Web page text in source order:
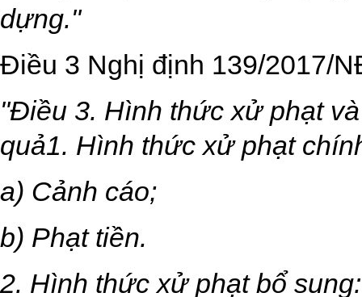
dựng."
Điều 3 Nghị định 139/2017/
"Điều 3. Hình thức xử phạt
quả1. Hình thức xử phạt
a) Cảnh cáo;
b) Phạt tiền.
2. Hình thức xử phạt bổ sung: